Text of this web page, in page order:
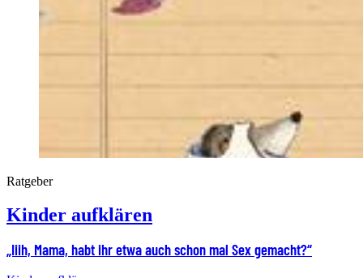
Ratgeber
Kinder aufklären
„Iiih, Mama, habt ihr etwa auch schon mal Sex gemacht?“